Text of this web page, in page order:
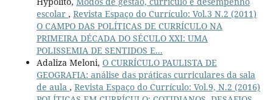
escolar , Revista Espaço do Currículo: Vol.3 N.2 (2011)
O CAMPO DAS POLÍTICAS DE CURRÍCULO NA
PRIMEIRA DÉCADA DO SÉCULO XXI: UMA
POLISSEMIA DE SENTIDOS E...
Adaliza Meloni, O CURRÍCULO PAULISTA DE
GEOGRAFIA: análise das práticas curriculares da sala
de aula , Revista Espaço do Currículo: Vol.9, N.2 (2016)